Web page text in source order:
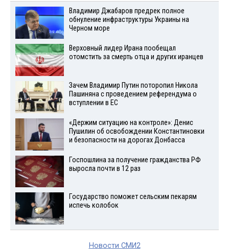
Владимир Джабаров предрек полное
обнуление инфраструктуры Украины на
Черном море
Верховный лидер Ирана пообещал
отомстить за смерть отца и других иранцев
Зачем Владимир Путин поторопил Никола
Пашиняна с проведением референдума о
вступлении в ЕС
«Держим ситуацию на контроле»: Денис
Пушилин об освобождении Константиновки
и безопасности на дорогах Донбасса
Госпошлина за получение гражданства РФ
выросла почти в 12 раз
Государство поможет сельским пекарям
испечь колобок
Новости СМИ2